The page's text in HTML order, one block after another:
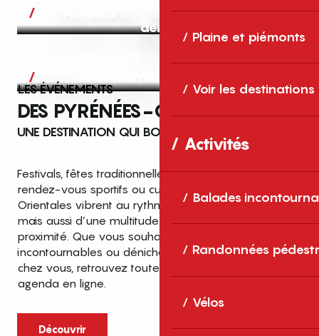
Plaine et piémonts
Voir les destinations
Activités
Balades
Randonnées
Vélos
Aujourd’hui, demain et après-
demain
Grands événements
LES ÉVÉNEMENTS
DES PYRÉNÉES-ORIENTALES
UNE DESTINATION QUI BOUGE TOUTE L’ANNÉE
Festivals, fêtes traditionnelles, concerts, expositions,
rendez-vous sportifs ou culturels… les Pyrénées-
Orientales vibrent au rythme de grands temps forts
mais aussi d’une multitude d’événements de
proximité. Que vous souhaitiez vivre les
incontournables ou dénicher des sorties près de
chez vous, retrouvez toutes les infos dans notre
agenda en ligne.
Découvrir
Top des événements et sorties
en famille
cet été dans les Pyrénées-Orientales
Entre mer Méditerranée, villages de
caractère et grands espaces naturels, les